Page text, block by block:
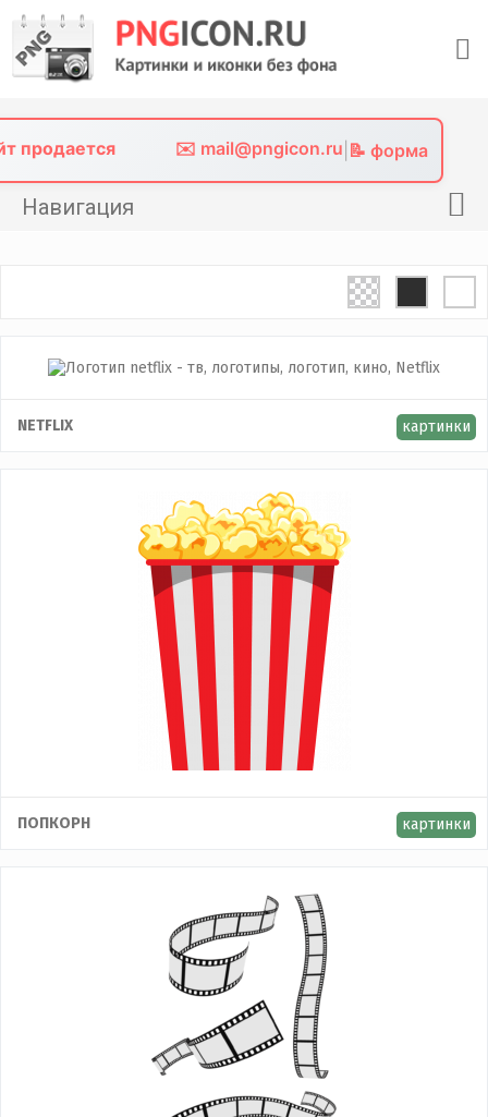
content
продается ✉️ mail@pngicon.ru 📝 форма
Навигация
Фото без фона
NETFLIX картинки
ПОПКОРН картинки